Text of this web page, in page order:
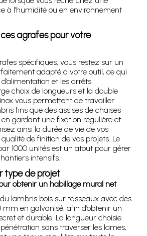
à l’humidité ou en environnement
agrafes pour votre
spécifiques, vous restez sur un
adapté à votre outil, ce qui
et les arrêts
choix de longueurs et la double
vous permettent de travailler
fins que des assises de chaises
en gardant une fixation régulière et
ainsi la durée de vie de vos
de finition de vos projets. Le
1000 unités est un atout pour gérer
intensifs.
type de projet
obtenir un habillage mural net
lambris bois sur tasseaux avec des
en galvanisé, afin d’obtenir un
et durable. La longueur choisie
sans traverser les lames,